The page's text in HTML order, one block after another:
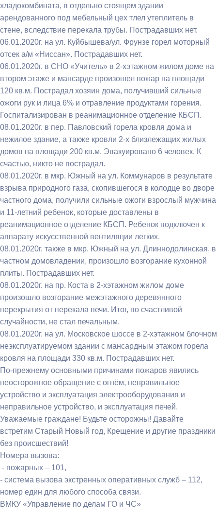
хладокомбината, в отдельно стоящем здании
арендованного под мебельный цех тлел утеплитель в
стене, вследствие перекала трубы. Пострадавших нет.
06.01.2020г. на ул. Куйбышева/ул. Фрунзе горел моторный
отсек а/м «Ниссан». Пострадавших нет.
06.01.2020г. в СНО «Учитель» в 2-хэтажном жилом доме на
втором этаже и мансарде произошел пожар на площади
120 кв.м. Пострадал хозяин дома, получивший сильные
ожоги рук и лица 6% и отравление продуктами горения.
Госпитализирован в реанимационное отделение КБСП.
08.01.2020г. в пер. Павловский горела кровля дома и
нежилое здание, а также кровли 2-х близлежащих жилых
домов на площади 200 кв.м. Эвакуировано 6 человек. К
счастью, никто не пострадал.
08.01.2020г. в мкр. Южный на ул. Коммунаров в результате
взрыва природного газа, скопившегося в колодце во дворе
частного дома, получили сильные ожоги взрослый мужчина
и 11-летний ребенок, которые доставлены в
реанимационное отделение КБСП. Ребенок подключен к
аппарату искусственной вентиляции легких.
08.01.2020г. также в мкр. Южный на ул. Длиннодолинская, в
частном домовладении, произошло возгорание кухонной
плиты. Пострадавших нет.
08.01.2020г. на пр. Коста в 2-хэтажном жилом доме
произошло возгорание межэтажного деревянного
перекрытия от перекала печи. Итог, по счастливой
случайности, не стал печальным.
08.01.2020г. на ул. Московское шоссе в 2-хэтажном блочном
неэксплуатируемом здании с мансардным этажом горела
кровля на площади 330 кв.м. Пострадавших нет.
По-прежнему основными причинами пожаров явились
неосторожное обращение с огнём, неправильное
устройство и эксплуатация электрооборудования и
неправильное устройство, и эксплуатация печей.
Уважаемые граждане! Будьте осторожны! Давайте
встретим Старый Новый год, Крещение и другие праздники
без происшествий!
Номера вызова:
- пожарных – 101,
- система вызова экстренных оперативных служб – 112,
номер един для любого способа связи.
ВМКУ «Управление по делам ГО и ЧС»